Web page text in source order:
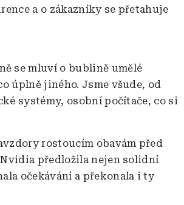
a o zákazníky se přetahuje
se mluví o bublině umělé
úplně jiného. Jsme všude, od
systémy, osobní počítače, co si
rostoucím obavám před
předložila nejen solidní
očekávání a překonala i ty